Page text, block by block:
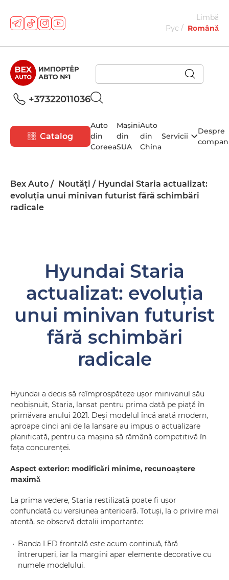
Limbă
Рус
Română
+37322011036
Catalog
Auto
din
Coreea
Mașini
din
SUA
Auto
din
China
Servicii
Despre
Bex Auto Noutăți
Hyundai Staria actualizat:
evoluția unui minivan futurist fără schimbări
radicale
Hyundai Staria
actualizat: evoluția
unui minivan futurist
fără schimbări
radicale
Hyundai a decis să reîmprospăteze ușor minivanul său
neobișnuit, Staria, lansat pentru prima dată pe piață în
primăvara anului 2021. Deși modelul încă arată modern,
aproape cinci ani de la lansare au impus o actualizare
planificată, pentru ca mașina să rămână competitivă în
fața concurenței.
Aspect exterior: modificări minime, recunoaștere
maximă
La prima vedere, Staria restilizată poate fi ușor
confundată cu versiunea anterioară. Totuși, la o privire mai
atentă, se observă detalii importante:
Banda LED frontală este acum continuă, fără
întreruperi, iar la margini apar elemente decorative cu
numele modelului.